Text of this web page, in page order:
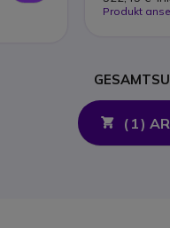
Produkt
( 1)